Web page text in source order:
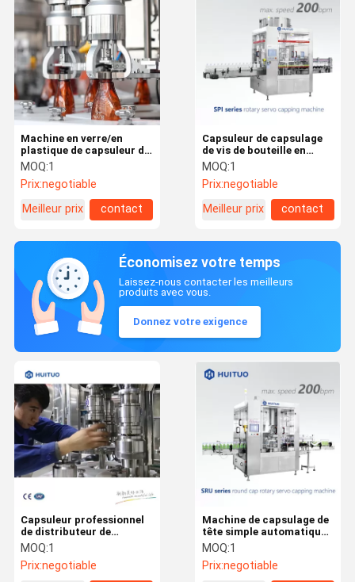
Machine en verre/en
plastique de capsuleur de
vis de bouteille
MOQ:1
Prix:negotiable
Meilleur prix
contact
Capsuleur de capsulage
de vis de bouteille en
verre de chapeau de la
machine ROPP de tête
simple automatique
MOQ:1
Prix:negotiable
Meilleur prix
contact
Économisez votre temps
Laissez-nous contacter les meilleurs
produits avec vous.
Donnez votre exigence
Machine de capsulage de
tête simple automatique
pour le capsuleur de vis
de bouteille en verre de
chapeau de Ropp
MOQ:1
Prix:negotiable
Capsuleur professionnel
de distributeur de
shampooing fabriqué en
Chine
MOQ:1
Prix:negotiable